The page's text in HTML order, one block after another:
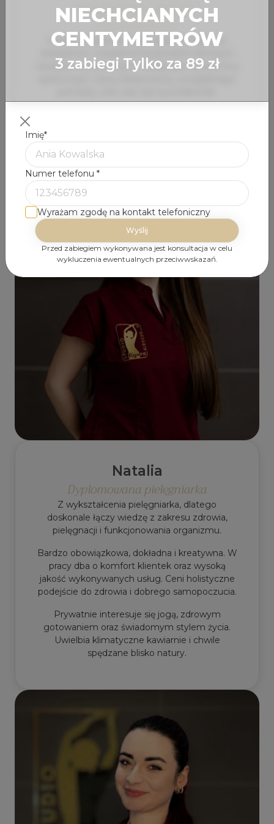
Dyplomowany dietetyk i
psychodietetyk.
W pracy stawia na indywidualne podejście,
nawyków żywieniowych. Każdy plan żywieniowy
Natalia
Dyplomowana pielęgniarka
Z wykształcenia pielęgniarka, dlatego
doskonale łączy wiedzę z zakresu zdrowia,
pielęgnacji i funkcjonowania organizmu.
Bardzo obowiązkowa, dokładna i kreatywna. W
pracy dba o komfort klientek oraz wysoką
jakość wykonywanych usług. Ceni holistyczne
podejście do zdrowia i dobrego samopoczucia.
Prywatnie interesuje się jogą, zdrowym
gotowaniem oraz świadomym stylem życia.
Uwielbia klimatyczne kawiarnie i chwile
spędzane blisko natury.
NIECHCIANYCH
CENTYMETRÓW
3 zabiegi Tylko za 89 zł
Imię*
Numer telefonu *
Wyrażam zgodę na kontakt telefoniczny
Przed zabiegiem wykonywana jest konsultacja w celu
wykluczenia ewentualnych przeciwwskazań.